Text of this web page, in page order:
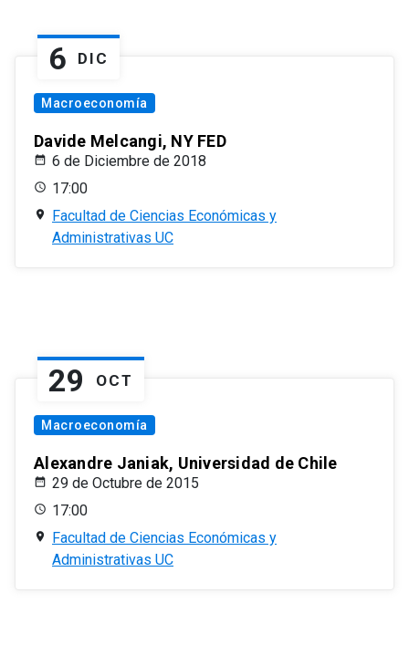
6 DIC
Macroeconomía
Davide Melcangi, NY FED
6 de Diciembre de 2018
17:00
Facultad de Ciencias Económicas y
Administrativas UC
29 OCT
Macroeconomía
Alexandre Janiak, Universidad de Chile
29 de Octubre de 2015
17:00
Facultad de Ciencias Económicas y
Administrativas UC